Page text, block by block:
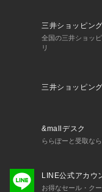
三井ショッピン
全国の三井ショッ
リ
三井ショッピン
&mallデスク
ららぽーと受取な
LINE公式アカウ
お得なセール・ク